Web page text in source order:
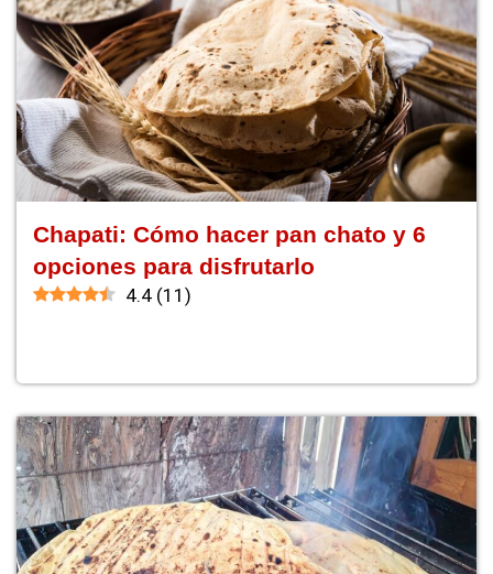
Chapati: Cómo hacer pan chato y 6
opciones para disfrutarlo
4.4 (11 )